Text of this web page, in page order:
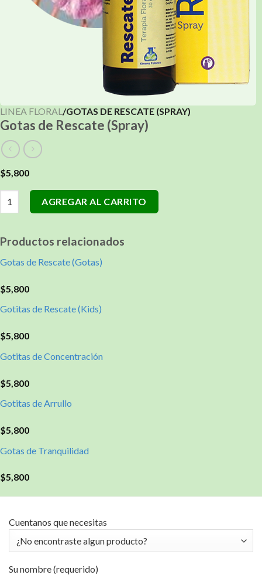
LINEA FLORAL/GOTAS DE RESCATE (SPRAY)
Gotas de Rescate (Spray)
$5,800
Gotas de Rescate (Spray) cantidad
AGREGAR AL CARRITO
Productos relacionados
Gotas de Rescate (Gotas)
$5,800
Gotitas de Rescate (Kids)
$5,800
Gotitas de Concentración
$5,800
Gotitas de Arrullo
$5,800
Gotas de Tranquilidad
$5,800
Cuentanos que necesitas
Su nombre (requerido)